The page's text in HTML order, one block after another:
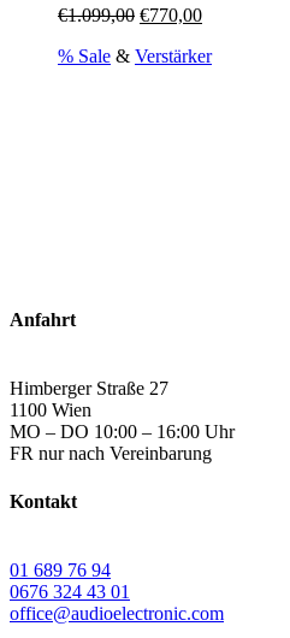
€1.099,00 Ursprünglicher
war:
€770,00Aktueller
ist:
% Sale & Verstärker
Anfahrt
Himberger Straße 27
1100 Wien
MO – DO 10:00 – 16:00 Uhr
FR nur nach Vereinbarung
Kontakt
01 689 76 94
0676 324 43 01
office@audioelectronic.com